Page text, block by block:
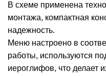
В схеме применена
монтажа, компактная
надежность.
Меню настроено в
работы, используются
иероглифов, что делает